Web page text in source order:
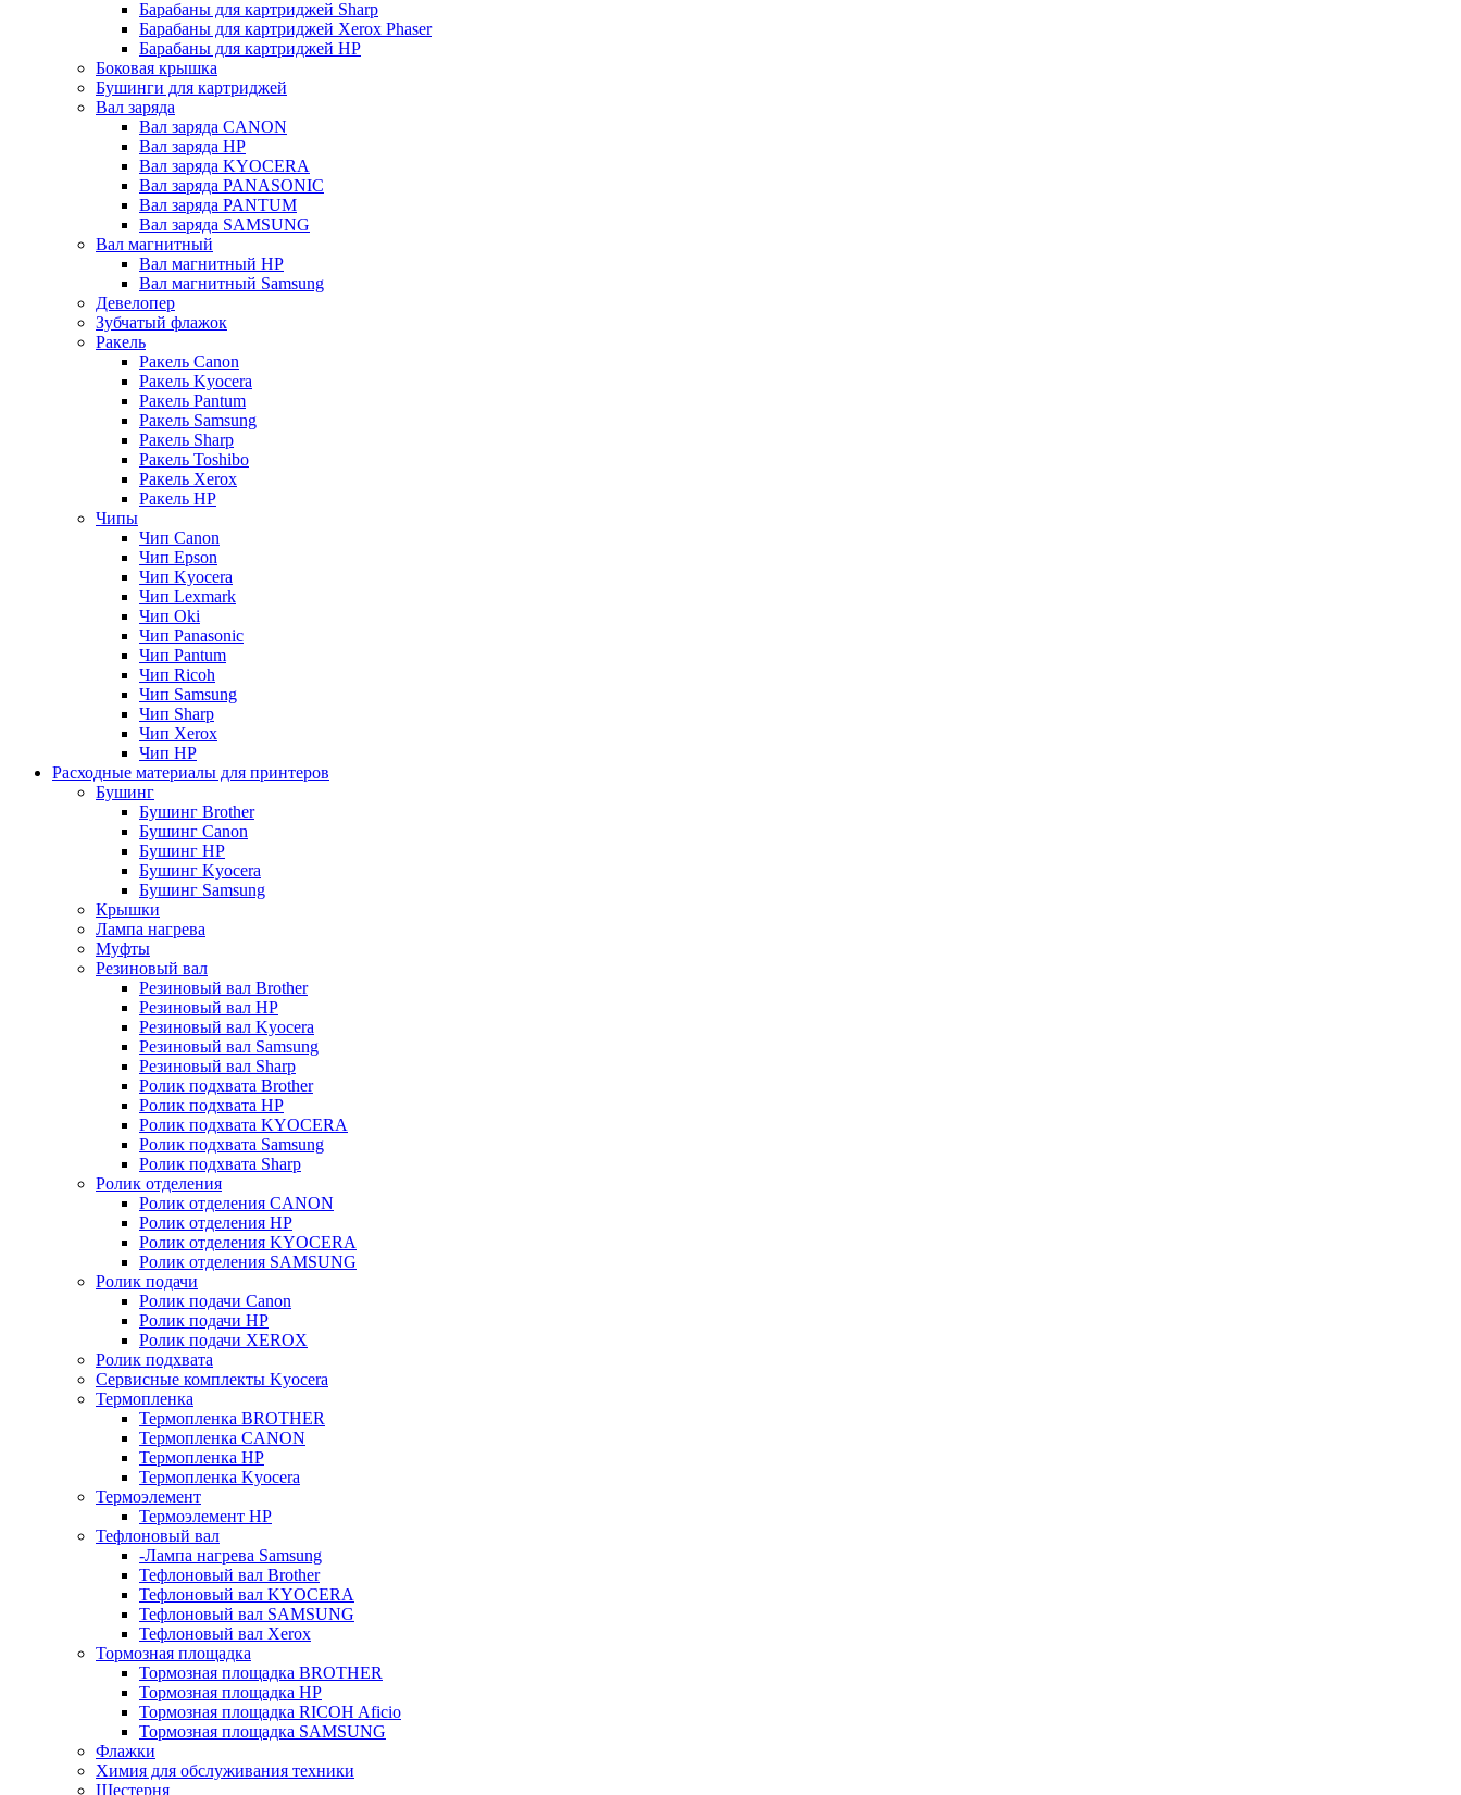
Барабаны для картриджей Sharp
Барабаны для картриджей Xerox Phaser
Барабаны для картриджей НР
Боковая крышка
Бушинги для картриджей
Вал заряда
Вал заряда CANON
Вал заряда HP
Вал заряда KYOCERA
Вал заряда PANASONIC
Вал заряда PANTUM
Вал заряда SAMSUNG
Вал магнитный
Вал магнитный HP
Вал магнитный Samsung
Девелопер
Зубчатый флажок
Ракель
Ракель Canon
Ракель Kyocera
Ракель Pantum
Ракель Samsung
Ракель Sharp
Ракель Toshibo
Ракель Xerox
Ракель НР
Чипы
Чип Canon
Чип Epson
Чип Kyocera
Чип Lexmark
Чип Oki
Чип Panasonic
Чип Pantum
Чип Ricoh
Чип Samsung
Чип Sharp
Чип Xerox
Чип НР
Расходные материалы для принтеров
Бушинг
Бушинг Brother
Бушинг Canon
Бушинг HP
Бушинг Kyocera
Бушинг Samsung
Крышки
Лампа нагрева
Муфты
Резиновый вал
Резиновый вал Brother
Резиновый вал HP
Резиновый вал Kyocera
Резиновый вал Samsung
Резиновый вал Sharp
Ролик подхвата Brother
Ролик подхвата HP
Ролик подхвата KYOCERA
Ролик подхвата Samsung
Ролик подхвата Sharp
Ролик отделения
Ролик отделения CANON
Ролик отделения HP
Ролик отделения KYOCERA
Ролик отделения SAMSUNG
Ролик подачи
Ролик подачи Canon
Ролик подачи HP
Ролик подачи XEROX
Ролик подхвата
Сервисные комплекты Kyocera
Термопленка
Термопленка BROTHER
Термопленка CANON
Термопленка HP
Термопленка Kyocera
Термоэлемент
Термоэлемент НР
Тефлоновый вал
-Лампа нагрева Samsung
Тефлоновый вал Brother
Тефлоновый вал KYOCERA
Тефлоновый вал SAMSUNG
Тефлоновый вал Xerox
Тормозная площадка
Тормозная площадка BROTHER
Тормозная площадка HP
Тормозная площадка RICOH Aficio
Тормозная площадка SAMSUNG
Флажки
Химия для обслуживания техники
Шестерня